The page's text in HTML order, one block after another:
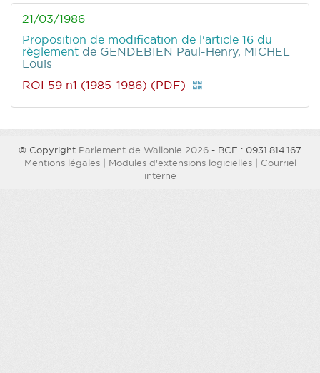
21/03/1986
Proposition de modification de l'article 16 du
règlement de GENDEBIEN Paul-Henry, MICHEL
Louis
ROI 59 n1 (1985-1986) (PDF)
© Copyright Parlement de Wallonie 2026 - BCE : 0931.814.167
Mentions légales| Modules d'extensions logicielles| Courriel
interne